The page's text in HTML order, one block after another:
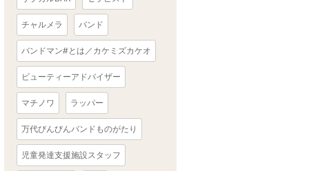
チャルメラ バンド
バンドマン#とは／カケミズカケオ
ビューティーアドバイザー
マチノワ ラッパー
万代びんびんバンドものがたり
児童発達支援施設スタッフ